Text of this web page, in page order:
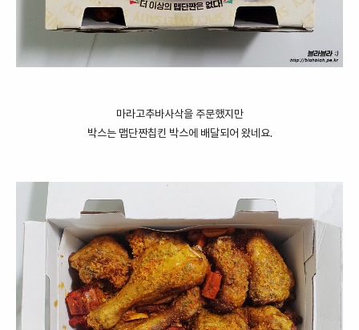
마라고추바사삭을 주문했지만
박스는 맵단짠칩킨 박스에 배달되어 왔네요.